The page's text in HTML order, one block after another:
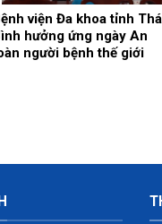
viện Đa khoa tỉnh
hưởng ứng ngày An
người bệnh thế giới